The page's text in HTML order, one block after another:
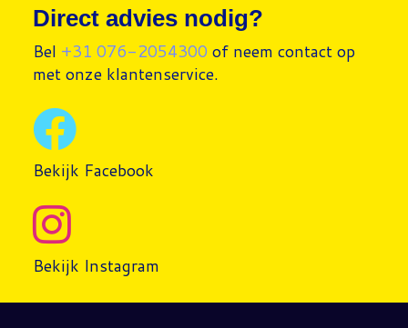
Direct advies nodig?
Bel +31 076-2054300 of neem contact op
met onze klantenservice.
Bekijk Facebook
Bekijk Instagram